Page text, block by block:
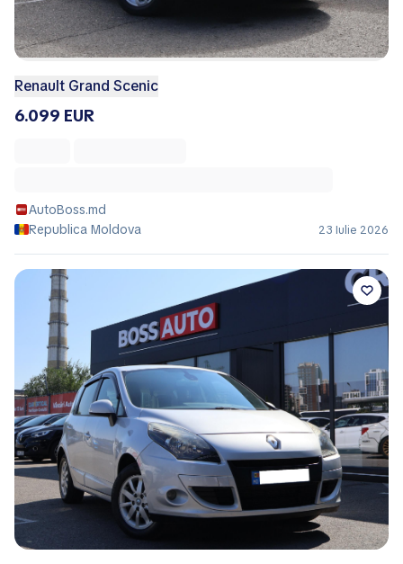
Renault Grand Scenic
6.099 EUR
AutoBoss.md
Republica Moldova
23 Iulie 2026